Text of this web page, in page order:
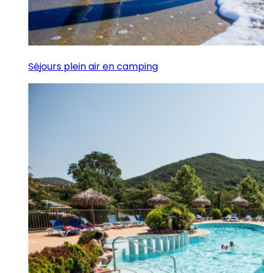
Séjours plein air en camping